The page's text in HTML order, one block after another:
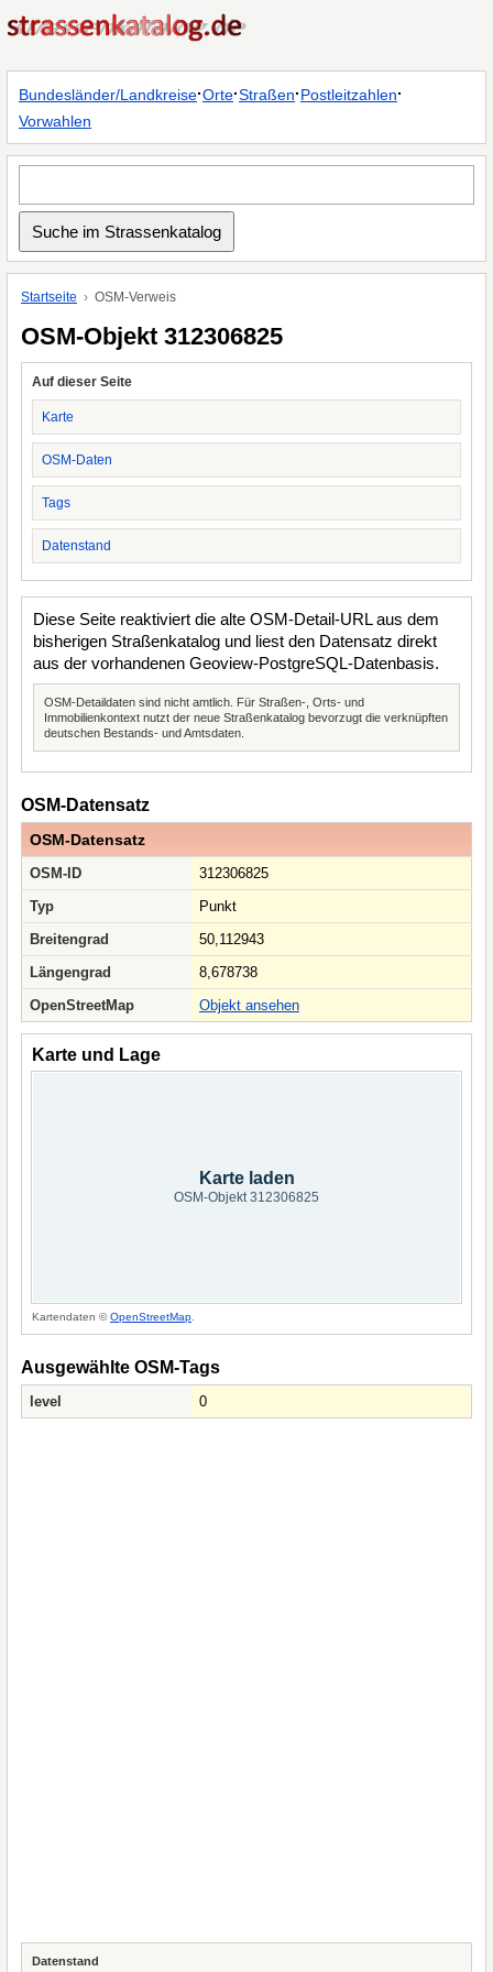
Bundesländer/Landkreise·Orte·Straßen·Postleitzahlen·
Vorwahlen
Startseite OSM-Verweis
OSM-Objekt 312306825
Auf dieser Seite
Karte
OSM-Daten
Tags
Datenstand
Diese Seite reaktiviert die alte OSM-Detail-URL aus dem
bisherigen Straßenkatalog und liest den Datensatz direkt
aus der vorhandenen Geoview-PostgreSQL-Datenbasis.
OSM-Detaildaten sind nicht amtlich. Für Straßen-, Orts- und
Immobilienkontext nutzt der neue Straßenkatalog bevorzugt die verknüpften
deutschen Bestands- und Amtsdaten.
OSM-Datensatz
OSM-Datensatz
OSM-ID
312306825
Typ
Punkt
Breitengrad
50,112943
Längengrad
8,678738
OpenStreetMap
Objekt ansehen
Karte und Lage
Karte laden
OSM-Objekt 312306825
Kartendaten ©OpenStreetMap
Ausgewählte OSM-Tags
level 0
Datenstand